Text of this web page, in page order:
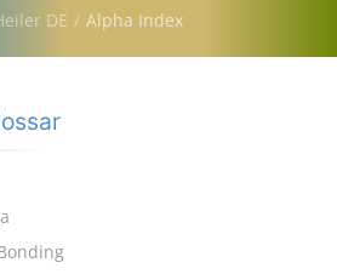
DE Alpha Index